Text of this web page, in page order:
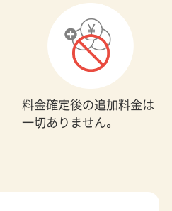
料金確定後の追加料金は
一切ありません。